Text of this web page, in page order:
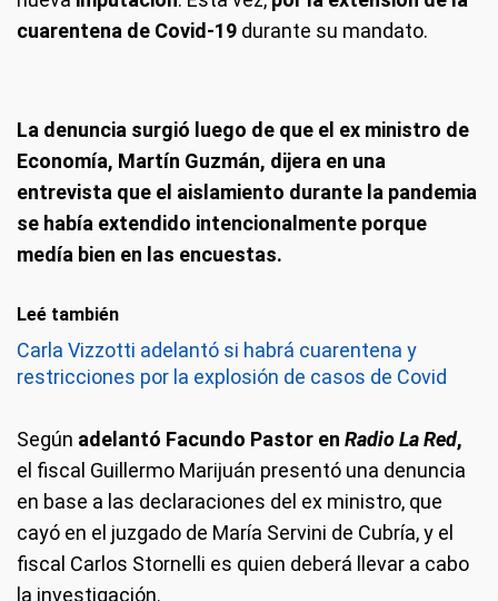
cuarentena de Covid-19 durante su mandato.
La denuncia surgió luego de que el ex ministro de
Economía, Martín Guzmán, dijera en una
entrevista que el aislamiento durante la pandemia
se había extendido intencionalmente porque
medía bien en las encuestas.
Leé también
Carla Vizzotti adelantó si habrá cuarentena y
restricciones por la explosión de casos de Covid
Según adelantó Facundo Pastor en Radio La Red,
el fiscal Guillermo Marijuán presentó una denuncia
en base a las declaraciones del ex ministro, que
cayó en el juzgado de María Servini de Cubría, y el
fiscal Carlos Stornelli es quien deberá llevar a cabo
la investigación.